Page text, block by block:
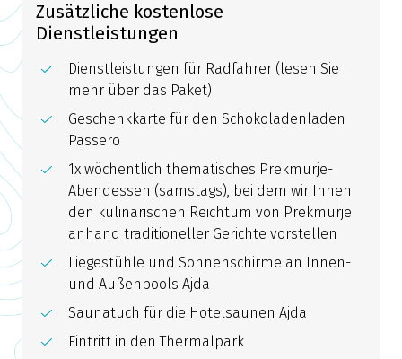
Zusätzliche kostenlose
Dienstleistungen
Dienstleistungen für Radfahrer (lesen Sie
mehr über das Paket)
Geschenkkarte für den Schokoladenladen
Passero
1x wöchentlich thematisches Prekmurje-
Abendessen (samstags), bei dem wir Ihnen
den kulinarischen Reichtum von Prekmurje
anhand traditioneller Gerichte vorstellen
Liegestühle und Sonnenschirme an Innen-
und Außenpools Ajda
Saunatuch für die Hotelsaunen Ajda
Eintritt in den Thermalpark